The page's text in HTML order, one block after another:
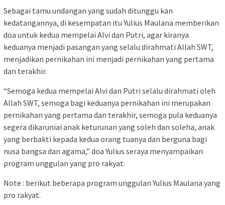
Sebagai tamu undangan yang sudah ditunggu kan
kedatangannya, di kesempatan itu Yulius Maulana memberikan
doa untuk kedua mempelai Alvi dan Putri, agar kiranya
keduanya menjadi pasangan yang selalu dirahmati Allah SWT,
menjadikan pernikahan ini menjadi pernikahan yang pertama
dan terakhir.
“Semoga kedua mempelai Alvi dan Putri selalu dirahmati oleh
Allah SWT, semoga bagi keduanya pernikahan ini merupakan
pernikahan yang pertama dan terakhir, semoga pula keduanya
segera dikaruniai anak keturunan yang soleh dan soleha, anak
yang berbakti kepada kedua orang tuanya dan berguna bagi
nusa bangsa dan agama,” doa Yulius seraya menyampaikan
program unggulan yang pro rakyat.
Note : berikut beberapa program unggulan Yulius Maulana yang
pro rakyat.